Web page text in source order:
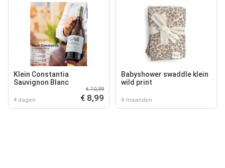
Klein Constantia
Sauvignon Blanc
4 dagen
€ 10,99
€ 8,99
Babyshower swaddle klein
wild print
4 maanden